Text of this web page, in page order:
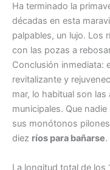
Ha terminado la
décadas en esta
palpables, un lujo. Los
con las pozas a
Conclusión inmediata:
revitalizante y
mar, lo habitual son
municipales. Que
sus monótonos
diez ríos para bañarse.
La longitud total de los